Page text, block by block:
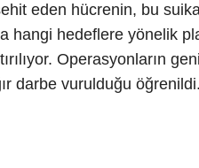
eden hücrenin, bu
hangi hedeflere yönelik
Operasyonların
darbe vurulduğu öğrenildi.